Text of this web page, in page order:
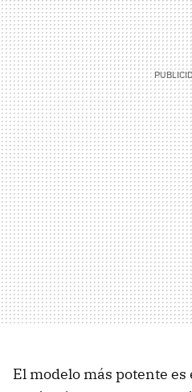
El modelo más potente es